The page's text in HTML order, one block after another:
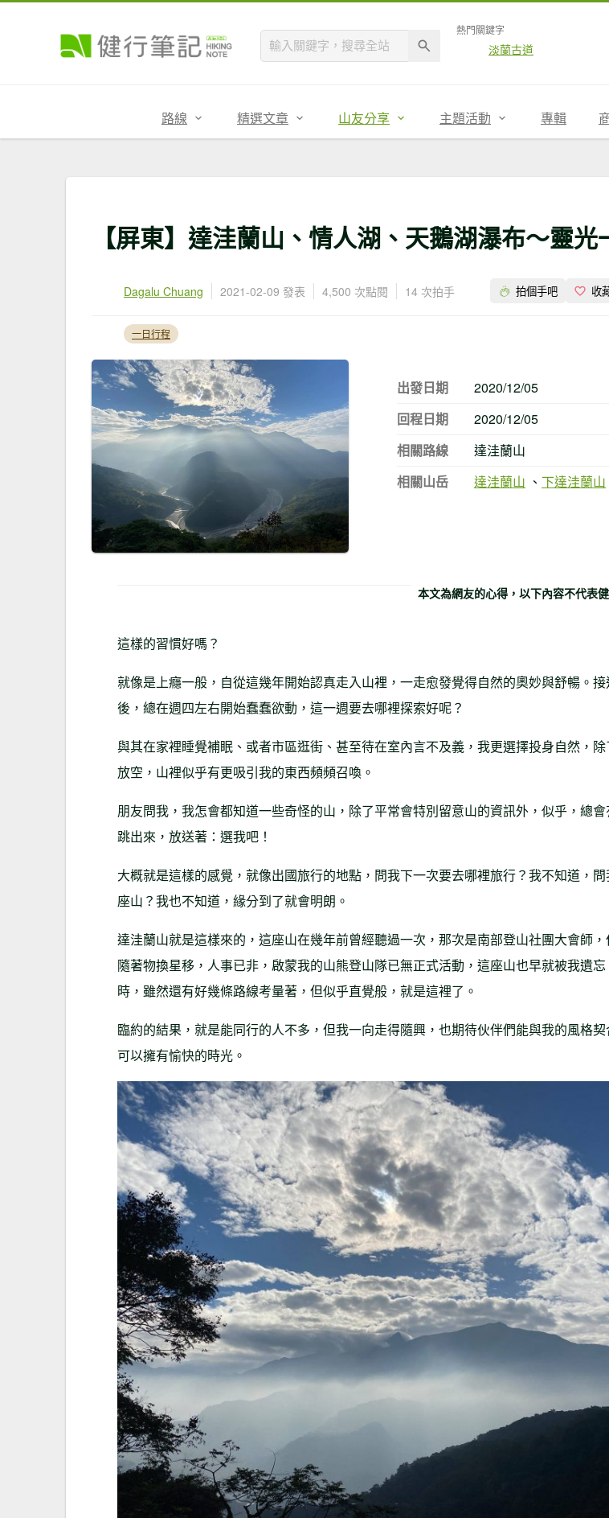
熱門關鍵字
淡蘭古道
路線 精選文章 山友分享 主題活動 專輯
【屏東】達洼蘭山、情人湖、天鵝湖瀑布～靈光
Dagalu Chuang 2021-02-09 發表 4,500 次點閱 14 次拍手 拍個手吧 收
一日行程
出發日期
2020/12/05
回程日期
2020/12/05
相關路線
達洼蘭山
相關山岳
達洼蘭山 、 下達洼蘭山
本文為網友的心得，以下內容不代表
這樣的習慣好嗎？
就像是上癮一般，自從這幾年開始認真走入山裡，一走愈發覺得自然的奧妙與舒暢。
後，總在週四左右開始蠢蠢欲動，這一週要去哪裡探索好呢？
與其在家裡睡覺補眠、或者市區逛街、甚至待在室內言不及義，我更選擇投身自然，除
放空，山裡似乎有更吸引我的東西頻頻召喚。
朋友問我，我怎會都知道一些奇怪的山，除了平常會特別留意山的資訊外，似乎，總
跳出來，放送著：選我吧！
大概就是這樣的感覺，就像出國旅行的地點，問我下一次要去哪裡旅行？我不知道，
座山？我也不知道，緣分到了就會明朗。
達洼蘭山就是這樣來的，這座山在幾年前曾經聽過一次，那次是南部登山社團大會師，
隨著物換星移，人事已非，啟蒙我的山熊登山隊已無正式活動，這座山也早就被我遺
時，雖然還有好幾條路線考量著，但似乎直覺般，就是這裡了。
臨約的結果，就是能同行的人不多，但我一向走得隨興，也期待伙伴們能與我的風格
可以擁有愉快的時光。